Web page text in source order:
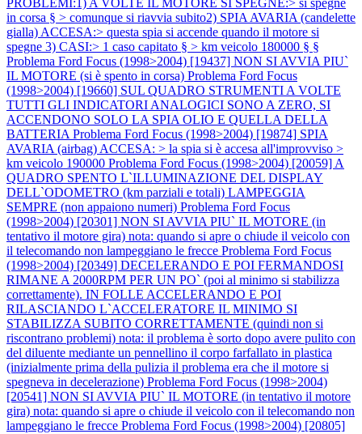
in corsa § > comunque si riavvia subito2) SPIA AVARIA (candelette
gialla) ACCESA:> questa spia si accende quando il motore si
spegne 3) CASI:> 1 caso capitato § > km veicolo 180000 § §
Problema Ford Focus (1998>2004) [19437] NON SI AVVIA PIU`
IL MOTORE (si è spento in corsa) Problema Ford Focus
(1998>2004) [19660] SUL QUADRO STRUMENTI A VOLTE
TUTTI GLI INDICATORI ANALOGICI SONO A ZERO, SI
ACCENDONO SOLO LA SPIA OLIO E QUELLA DELLA
BATTERIA Problema Ford Focus (1998>2004) [19874] SPIA
AVARIA (airbag) ACCESA: > la spia si è accesa all'improvviso >
km veicolo 190000 Problema Ford Focus (1998>2004) [20059] A
QUADRO SPENTO L`ILLUMINAZIONE DEL DISPLAY
DELL`ODOMETRO (km parziali e totali) LAMPEGGIA
SEMPRE (non appaiono numeri) Problema Ford Focus
(1998>2004) [20301] NON SI AVVIA PIU` IL MOTORE (in
tentativo il motore gira) nota: quando si apre o chiude il veicolo con
il telecomando non lampeggiano le frecce Problema Ford Focus
(1998>2004) [20349] DECELERANDO E POI FERMANDOSI
RIMANE A 2000RPM PER UN PO` (poi al minimo si stabilizza
correttamente). IN FOLLE ACCELERANDO E POI
RILASCIANDO L`ACCELERATORE IL MINIMO SI
STABILIZZA SUBITO CORRETTAMENTE (quindi non si
riscontrano problemi) nota: il problema è sorto dopo avere pulito con
del diluente mediante un pennellino il corpo farfallato in plastica
(inizialmente prima della pulizia il problema era che il motore si
spegneva in decelerazione) Problema Ford Focus (1998>2004)
[20541] NON SI AVVIA PIU` IL MOTORE (in tentativo il motore
gira) nota: quando si apre o chiude il veicolo con il telecomando non
lampeggiano le frecce Problema Ford Focus (1998>2004) [20805]